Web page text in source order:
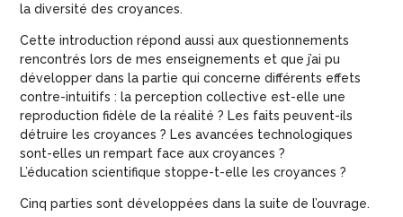
la diversité des croyances.
Cette introduction répond aussi aux questionnements
rencontrés lors de mes enseignements et que j’ai pu
développer dans la partie qui concerne différents effets
contre-intuitifs : la perception collective est-elle une
reproduction fidèle de la réalité ? Les faits peuvent-ils
détruire les croyances ? Les avancées technologiques
sont-elles un rempart face aux croyances ?
L’éducation scientifique stoppe-t-elle les croyances ?
Cinq parties sont développées dans la suite de l’ouvrage.